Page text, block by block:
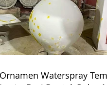
Ornamen Waterspray